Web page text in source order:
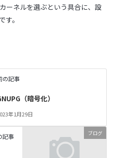
ーネルを選ぶという具合に、設
。
の記事
（暗号化）
年1月29日
ブログ
記事